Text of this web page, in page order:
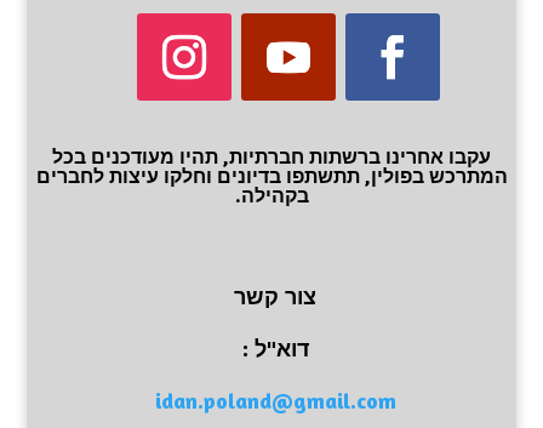
עקבו אחרינו ברשתות חברתיות, תהיו מעודכנים בכל
המתרכש בפולין, תתשתפו בדיונים וחלקו עיצות לחברים
בקהילה.
צור קשר
דוא"ל :
idan.poland@gmail.com